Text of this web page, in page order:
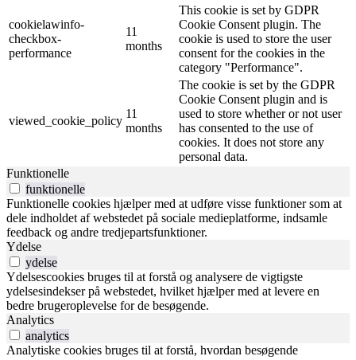
cookielawinfo-
checkbox-
performance
11
months
This cookie is set by GDPR
Cookie Consent plugin. The
cookie is used to store the user
consent for the cookies in the
category "Performance".
viewed_cookie_policy
11
months
The cookie is set by the GDPR
Cookie Consent plugin and is
used to store whether or not user
has consented to the use of
cookies. It does not store any
personal data.
Funktionelle
funktionelle
Funktionelle cookies hjælper med at udføre visse funktioner som at
dele indholdet af webstedet på sociale medieplatforme, indsamle
feedback og andre tredjepartsfunktioner.
Ydelse
ydelse
Ydelsescookies bruges til at forstå og analysere de vigtigste
ydelsesindekser på webstedet, hvilket hjælper med at levere en
bedre brugeroplevelse for de besøgende.
Analytics
analytics
Analytiske cookies bruges til at forstå, hvordan besøgende